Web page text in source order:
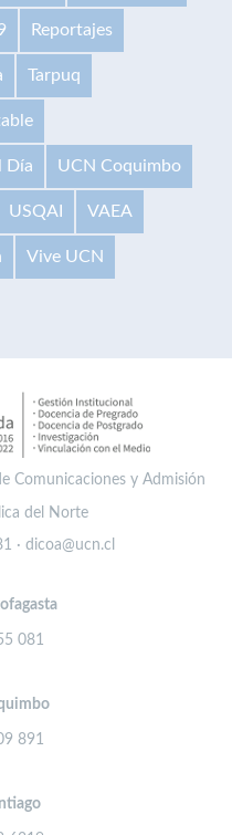
Reportajes
Tarpuq
Día UCN Coquimbo
USQAI VAEA
Vive UCN
Comunicaciones y Admisión
del Norte
· dicoa@ucn.cl
081
891